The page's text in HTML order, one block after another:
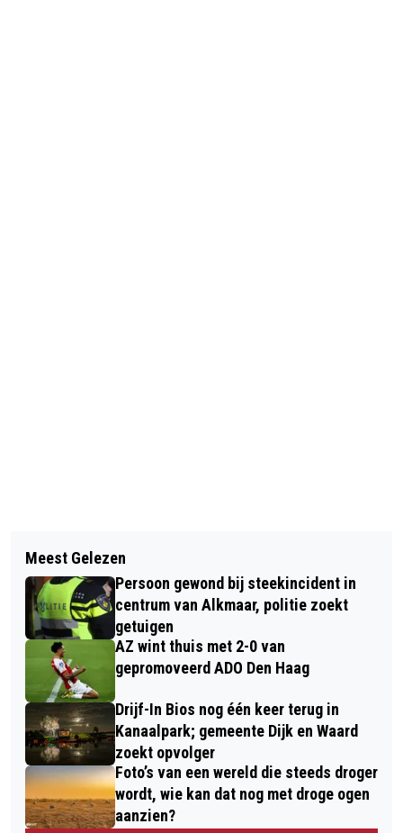
PADDENTREK WEER IN AANTOCHT,
VRIJWILLIGERS GEZOCHT VOOR HET
‘HELPEN OVERSTEKEN’
SYMBOLISCHE START BOUW GEMAAL
WAARDSE DIJK
Meest Gelezen
Persoon gewond bij steekincident in
centrum van Alkmaar, politie zoekt
getuigen
AZ wint thuis met 2-0 van
gepromoveerd ADO Den Haag
Drijf-In Bios nog één keer terug in
Kanaalpark; gemeente Dijk en Waard
zoekt opvolger
Foto’s van een wereld die steeds droger
wordt, wie kan dat nog met droge ogen
aanzien?